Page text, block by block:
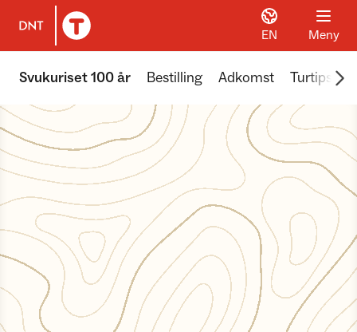
Til DNT.no forside
EN Meny
Svukuriset 100 år Bestilling Adkomst Turtips